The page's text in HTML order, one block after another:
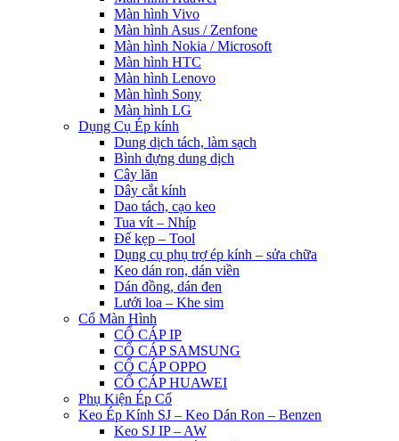
Màn hình Vivo
Màn hình Asus / Zenfone
Màn hình Nokia / Microsoft
Màn hình HTC
Màn hình Lenovo
Màn hình Sony
Màn hình LG
Dụng Cụ Ép kính
Dung dịch tách, làm sạch
Bình đựng dung dịch
Cây lăn
Dây cắt kính
Dao tách, cạo keo
Tua vít – Nhíp
Đế kẹp – Tool
Dụng cụ phụ trợ ép kính – sửa chữa
Keo dán ron, dán viền
Dán đồng, dán đen
Lưới loa – Khe sim
Cổ Màn Hình
CỔ CÁP IP
CỔ CÁP SAMSUNG
CỔ CÁP OPPO
CỔ CÁP HUAWEI
Phụ Kiện Ép Cố
Keo Ép Kính SJ – Keo Dán Ron – Benzen
Keo SJ IP – AW